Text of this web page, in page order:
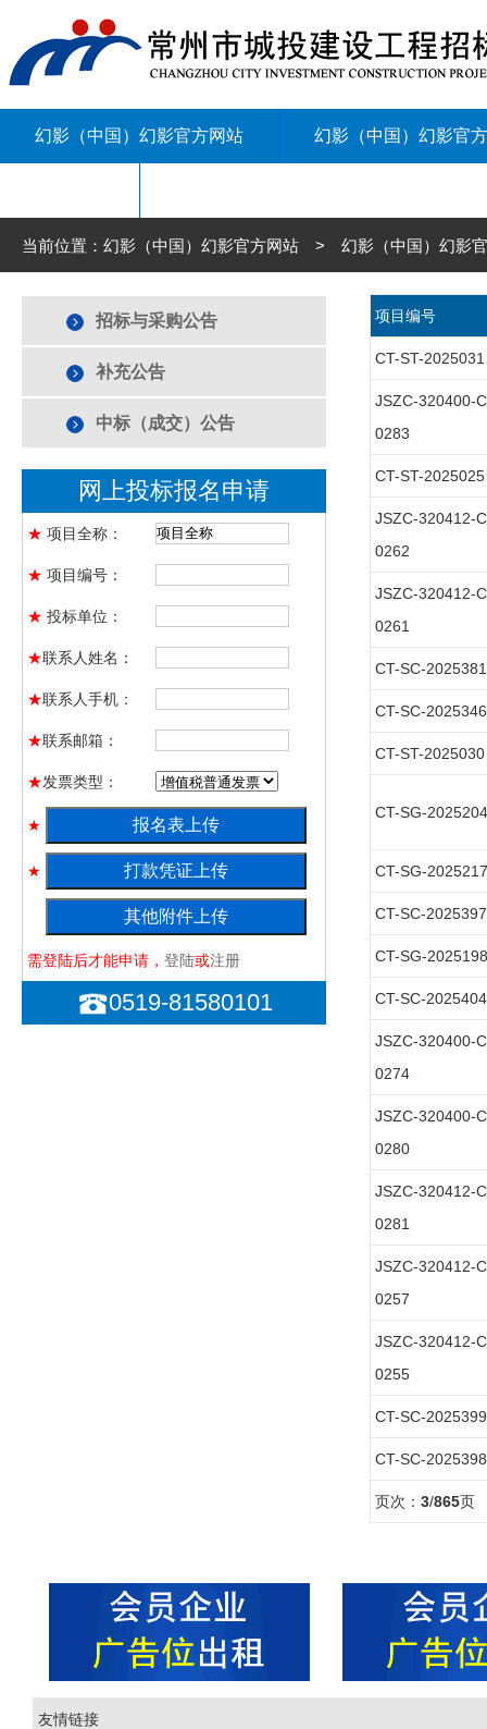
幻影（中国）幻影官方网站 幻影（中国）幻影官
当前位置：幻影（中国）幻影官方网站 > 幻影（中国）幻
招标与采购公告
补充公告
中标（成交）公告
网上投标报名申请
★ 项目全称：
★ 项目编号：
★ 投标单位：
★联系人姓名：
★联系人手机：
★联系邮箱：
★发票类型：
★
★
需登陆后才能申请， 登陆或注册
0519-81580101
项目编号
CT-ST-2025031
JSZC-320400-
0283
CT-ST-2025025
JSZC-320412-
0262
JSZC-320412-
0261
CT-SC-2025381
CT-SC-
CT-ST-2025030
CT-SG-2025204
CT-SG-2025217
CT-SC-2025397
CT-SG-2025198
CT-SC-
JSZC-320400-
0274
JSZC-320400-
0280
JSZC-320412-
0281
JSZC-320412-
0257
JSZC-320412-
0255
CT-SC-2025399
CT-SC-2025398
页次： 3/865页
友情链接